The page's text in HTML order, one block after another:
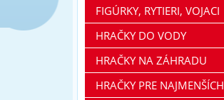
FIGÚRKY, RYTIERI, VOJACI
HRAČKY DO VODY
HRAČKY NA ZÁHRADU
HRAČKY PRE NAJMENŠÍCH